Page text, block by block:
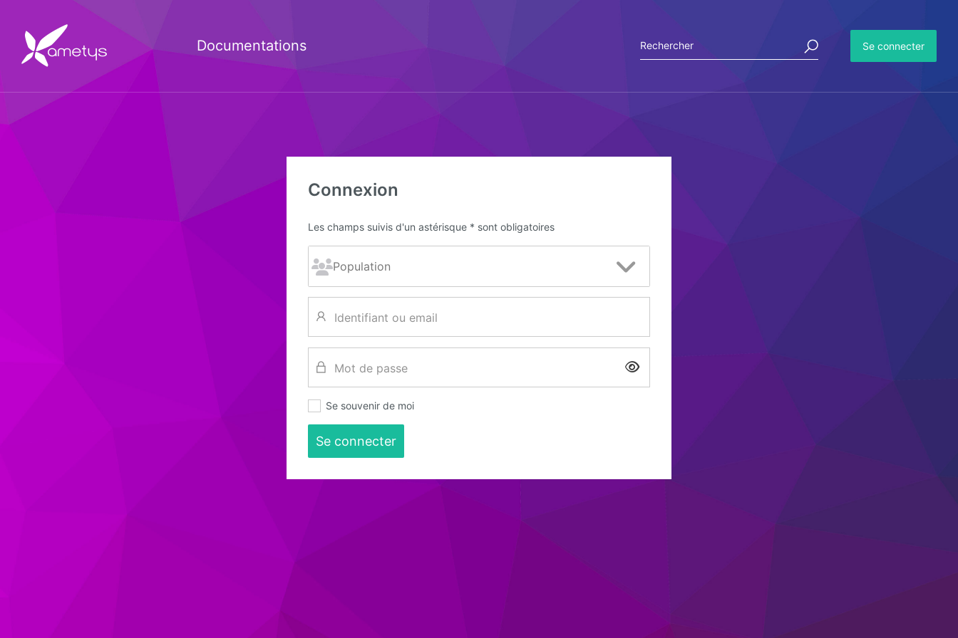
Documentations Se connecter
Connexion
Les champs suivis d'un astérisque * sont obligatoires
Afficher
Se souvenir de moi
Se connecter